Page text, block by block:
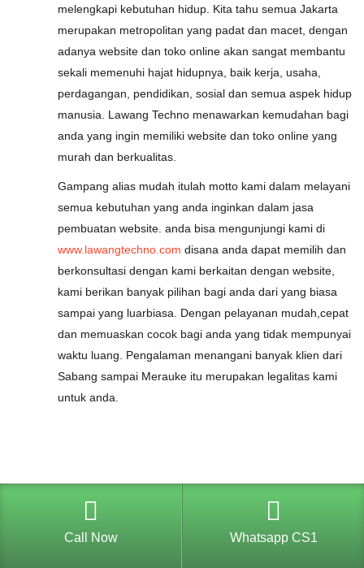
melengkapi kebutuhan hidup. Kita tahu semua Jakarta
merupakan metropolitan yang padat dan macet, dengan
adanya website dan toko online akan sangat membantu
sekali memenuhi hajat hidupnya, baik kerja, usaha,
perdagangan, pendidikan, sosial dan semua aspek hidup
manusia. Lawang Techno menawarkan kemudahan bagi
anda yang ingin memiliki website dan toko online yang
murah dan berkualitas.
Gampang alias mudah itulah motto kami dalam melayani
semua kebutuhan yang anda inginkan dalam jasa
pembuatan website. anda bisa mengunjungi kami di
www.lawangtechno.com disana anda dapat memilih dan
berkonsultasi dengan kami berkaitan dengan website,
kami berikan banyak pilihan bagi anda dari yang biasa
sampai yang luarbiasa. Dengan pelayanan mudah,cepat
dan memuaskan cocok bagi anda yang tidak mempunyai
waktu luang. Pengalaman menangani banyak klien dari
Sabang sampai Merauke itu merupakan legalitas kami
untuk anda.
5 Cara Mudah,Murah Untuk Mengembangkan
Call Now Whatsapp CS1